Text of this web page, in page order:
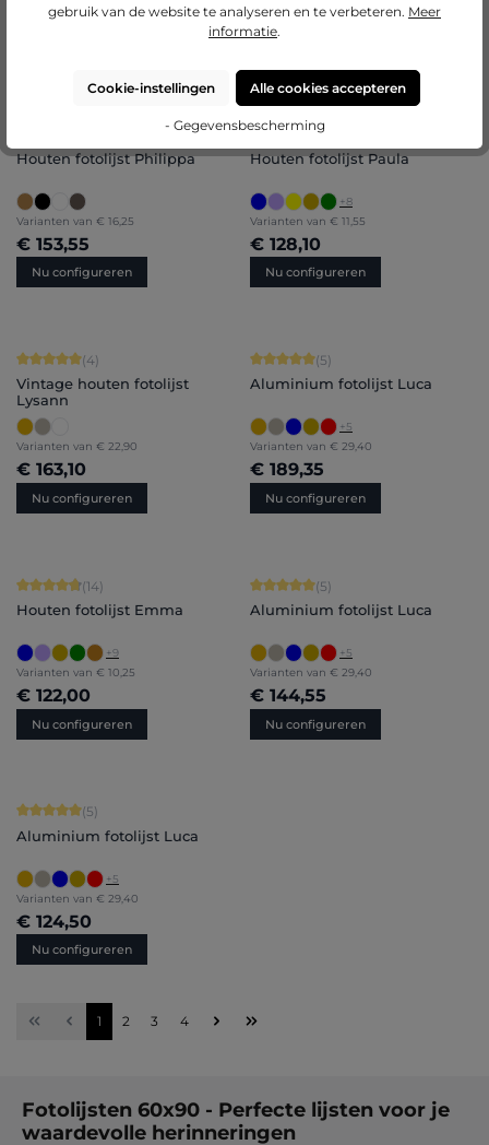
€ 203,30 € 222,70
Gemiddelde waardering van 4.75 van 5 sterren
Houten fotolijst Philippa
Varianten van € 16,25
€ 153,55
Nu configureren
Gemiddelde waardering van 5 van 5
(5)
Houten fotolijst Paula
+8
Varianten van € 11,55
€ 128,10
Nu configureren
Gemiddelde waardering van 5 van 5 sterren
(4)
Vintage houten fotolijst
Lysann
Varianten van € 22,90
€ 163,10
Nu configureren
Gemiddelde waardering van 5 van 5
(5)
Aluminium fotolijst Luca
+5
Varianten van € 29,40
€ 189,35
Nu configureren
Gemiddelde waardering van 4.86 van 5 sterren
(14)
Houten fotolijst Emma
+9
Varianten van € 10,25
€ 122,00
Nu configureren
Gemiddelde waardering van 5 van 5
(5)
Aluminium fotolijst Luca
+5
Varianten van € 29,40
€ 144,55
Nu configureren
Gemiddelde waardering van 5 van 5 sterren
(5)
Aluminium fotolijst Luca
+5
Varianten van € 29,40
€ 124,50
Nu configureren
Pagina
1 Pagina
2 Pagina
3 Pagina
4
Fotolijsten 60x90 - Perfecte lijsten voor je
waardevolle herinneringen
gebruik van de website te analyseren en te verbeteren. Meer
informatie.
Cookie-instellingen Alle cookies accepteren
- Gegevensbescherming